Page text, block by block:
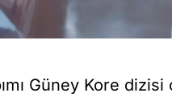
Güney Kore